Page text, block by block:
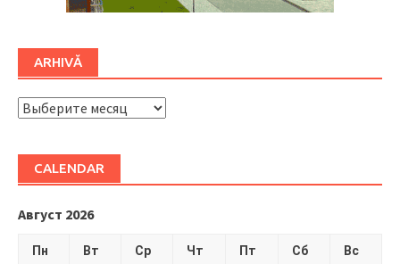
ARHIVĂ
ARHIVĂ
CALENDAR
Август 2026
Пн Вт Ср Чт Пт Сб Вс